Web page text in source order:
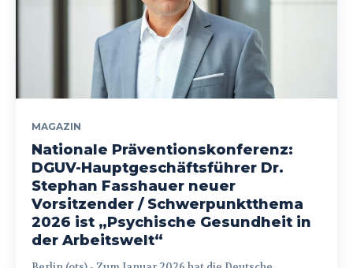
MAGAZIN
Nationale Präventionskonferenz:
DGUV-Hauptgeschäftsführer Dr.
Stephan Fasshauer neuer
Vorsitzender / Schwerpunktthema
2026 ist „Psychische Gesundheit in
der Arbeitswelt“